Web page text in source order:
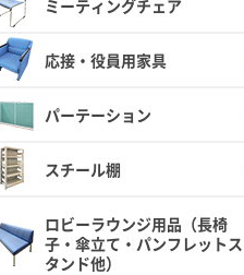
ミーティングチェア
応接・役員用家具
パーテーション
スチール棚
ロビーラウンジ用品（長椅
子・傘立て・パンフレットス
タンド他）